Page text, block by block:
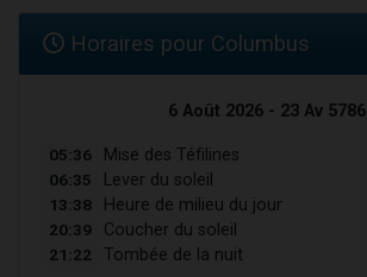
Horaires pour Columbus
6 Août 2026 - 23 Av 5786
05:36 Mise des Téfilines
06:35 Lever du soleil
13:38 Heure de milieu du jour
20:39 Coucher du soleil
21:22 Tombée de la nuit